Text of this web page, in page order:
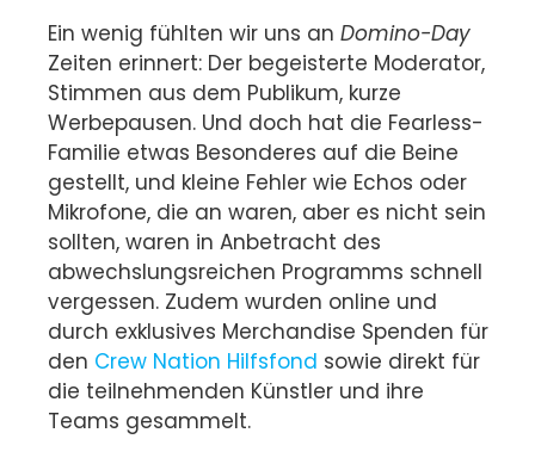
Ein wenig fühlten wir uns an Domino-Day
Zeiten erinnert: Der begeisterte Moderator,
Stimmen aus dem Publikum, kurze
Werbepausen. Und doch hat die Fearless-
Familie etwas Besonderes auf die Beine
gestellt, und kleine Fehler wie Echos oder
Mikrofone, die an waren, aber es nicht sein
sollten, waren in Anbetracht des
abwechslungsreichen Programms schnell
vergessen. Zudem wurden online und
durch exklusives Merchandise Spenden für
den Crew Nation Hilfsfond sowie direkt für
die teilnehmenden Künstler und ihre
Teams gesammelt.